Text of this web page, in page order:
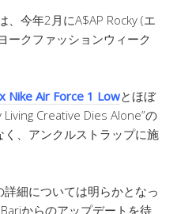
、今年2月にA$AP Rocky (エ
ークファッションウィーク
Nike Air Force 1 Lowとほぼ
Creative Dies Alone”の
、アンクルストラップに施
細については明らかとなっ
からのアップデートを待